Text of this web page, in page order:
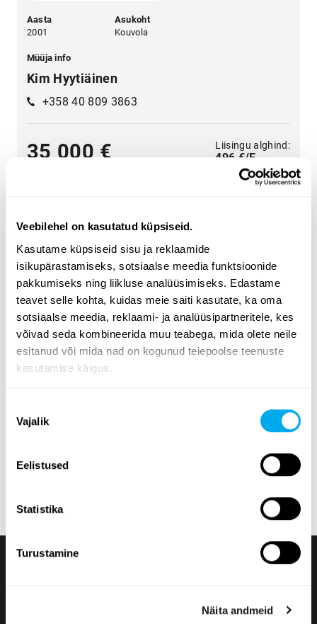
Veebilehel on kasutatud küpsiseid.
Kasutame küpsiseid sisu ja reklaamide
isikupärastamiseks, sotsiaalse meedia funktsioonide
pakkumiseks ning liikluse analüüsimiseks. Edastame
teavet selle kohta, kuidas meie saiti kasutate, ka oma
sotsiaalse meedia, reklaami- ja analüüsipartneritele, kes
võivad seda kombineerida muu teabega, mida olete neile
esitanud või mida nad on kogunud teiepoolse teenuste
kasutamise käigus.
valik
Vajalik
Eelistused
Statistika
Turustamine
Näita andmeid
Aasta
2001
Asukoht
Kouvola
Müüja info
Kim Hyytiäinen
+358 40 809 3863
35 000 € Liisingu alghind:
496 €/E
Lai valik rasketehnikat - leia endale vajalik
Valige kategooria põllumajandus,transport,ehitus,
metsandus,kommunaalhooldu ,materjali käitlemine .
Kasutage lehe küljel olevaid rasketehnika
otsingukriteeriume, et leida vajadustele vastav traktor,
toote asukoha, väljalaskeaasta, hinna, kuulutuse tüübi
või toote täismassi järgi.
Tutvuge Maatori rasketehnika valikuga ja leidke oma
vajadustele sobiv toode! Kui te ei leia õiget, võite alati